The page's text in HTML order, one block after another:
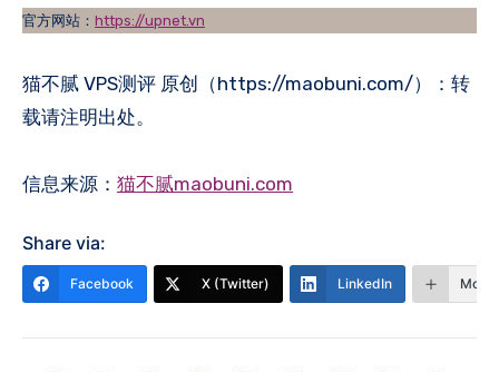
官方网站： https://upnet.vn
猫不腻 VPS测评 原创（https://maobuni.com/）：转
载请注明出处。
信息来源： 猫不腻maobuni.com
Share via:
Facebook X (Twitter) LinkedIn More